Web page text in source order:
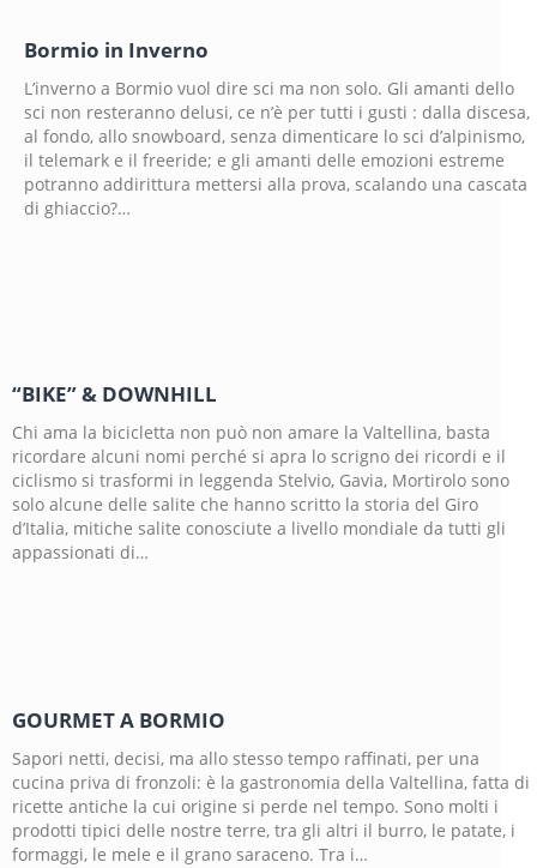
Bormio in Inverno
L’inverno a Bormio vuol dire sci ma non solo. Gli amanti dello
sci non resteranno delusi, ce n’è per tutti i gusti : dalla discesa,
al fondo, allo snowboard, senza dimenticare lo sci d’alpinismo,
il telemark e il freeride; e gli amanti delle emozioni estreme
potranno addirittura mettersi alla prova, scalando una cascata
di ghiaccio?…
“BIKE” & DOWNHILL
Chi ama la bicicletta non può non amare la Valtellina, basta
ricordare alcuni nomi perché si apra lo scrigno dei ricordi e il
ciclismo si trasformi in leggenda Stelvio, Gavia, Mortirolo sono
solo alcune delle salite che hanno scritto la storia del Giro
d’Italia, mitiche salite conosciute a livello mondiale da tutti gli
appassionati di…
GOURMET A BORMIO
Sapori netti, decisi, ma allo stesso tempo raffinati, per una
cucina priva di fronzoli: è la gastronomia della Valtellina, fatta di
ricette antiche la cui origine si perde nel tempo. Sono molti i
prodotti tipici delle nostre terre, tra gli altri il burro, le patate, i
formaggi, le mele e il grano saraceno. Tra i…